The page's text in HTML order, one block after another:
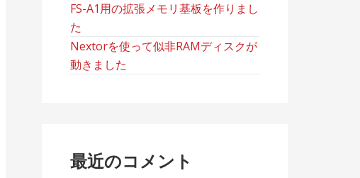
FS-A1用の拡張メモリ基板を作りまし
た
Nextorを使って似非RAMディスクが
動きました
最近のコメント